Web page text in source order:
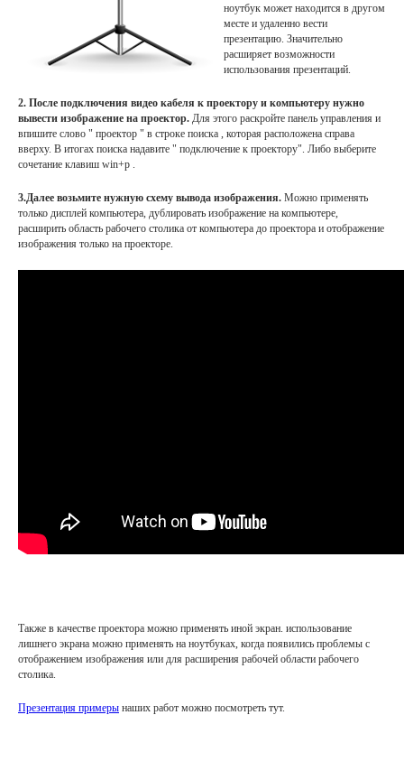
ноутбук может находится в другом
месте и удаленно вести
презентацию. Значительно
расширяет возможности
использования презентаций.
2. После подключения видео кабеля к проектору и компьютеру нужно
вывести изображение на проектор. Для этого раскройте панель управления и
впишите слово " проектор " в строке поиска , которая расположена справа
вверху. В итогах поиска надавите " подключение к проектору". Либо выберите
сочетание клавиш win+p .
3.Далее возьмите нужную схему вывода изображения. Можно применять
только дисплей компьютера, дублировать изображение на компьютере,
расширить область рабочего столика от компьютера до проектора и отображение
изображения только на проекторе.
Также в качестве проектора можно применять иной экран. использование
лишнего экрана можно применять на ноутбуках, когда появились проблемы с
отображением изображения или для расширения рабочей области рабочего
столика.
Презентация примеры наших работ можно посмотреть тут.